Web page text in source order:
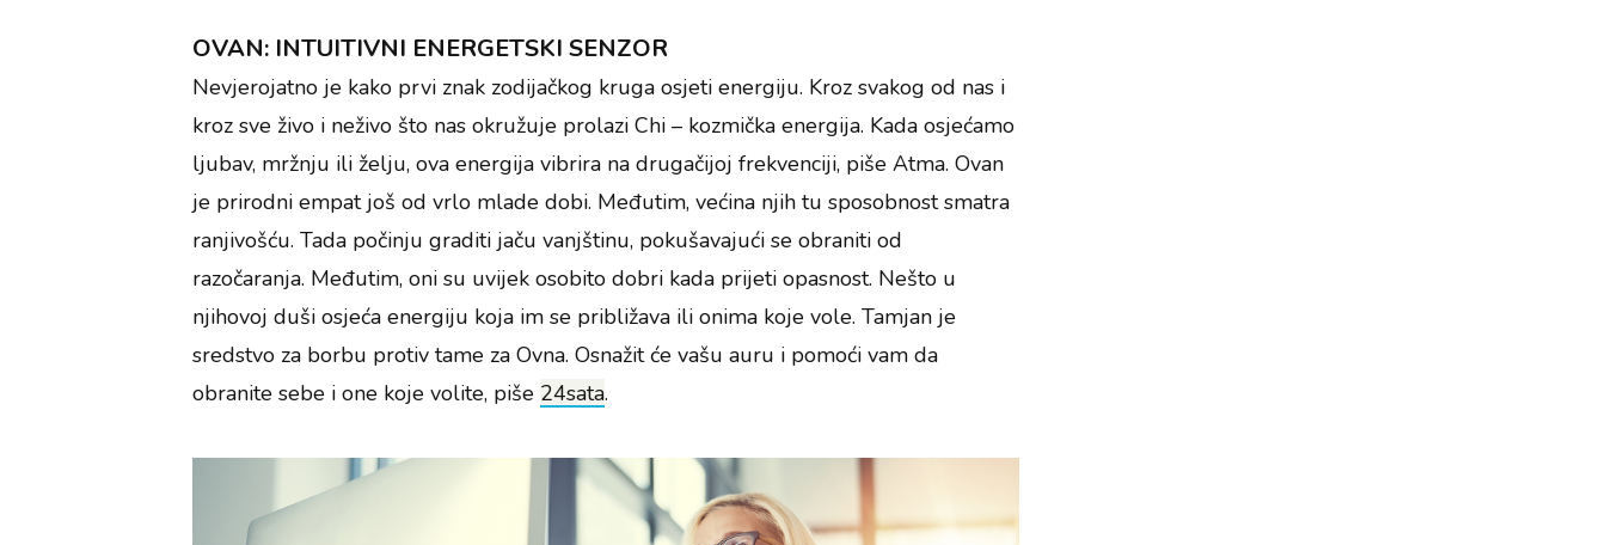
OVAN: INTUITIVNI ENERGETSKI SENZOR
Nevjerojatno je kako prvi znak zodijačkog kruga osjeti energiju. Kroz svakog od nas i
kroz sve živo i neživo što nas okružuje prolazi Chi – kozmička energija. Kada osjećamo
ljubav, mržnju ili želju, ova energija vibrira na drugačijoj frekvenciji, piše Atma. Ovan
je prirodni empat još od vrlo mlade dobi. Međutim, većina njih tu sposobnost smatra
ranjivošću. Tada počinju graditi jaču vanjštinu, pokušavajući se obraniti od
razočaranja. Međutim, oni su uvijek osobito dobri kada prijeti opasnost. Nešto u
njihovoj duši osjeća energiju koja im se približava ili onima koje vole. Tamjan je
sredstvo za borbu protiv tame za Ovna. Osnažit će vašu auru i pomoći vam da
obranite sebe i one koje volite, piše 24sata.